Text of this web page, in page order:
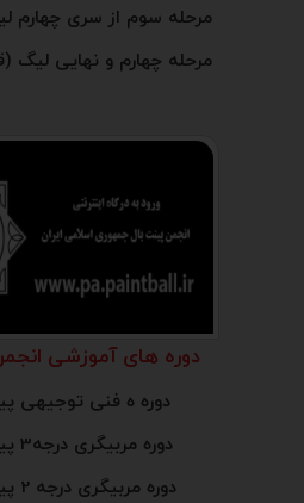
مرحله سوم از سری چهارم
مرحله چهارم و نهایی لیگ
دوره ه فنی توجیهی
دوره مربیگری درجه3 پینت بال
دوره مربیگری درجه 2 پینت بال
دوره های آموزشی